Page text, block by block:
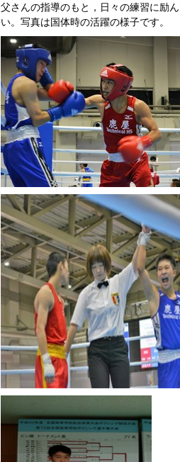
父さんの指導のもと，日々の練習に励
い。写真は国体時の活躍の様子です。